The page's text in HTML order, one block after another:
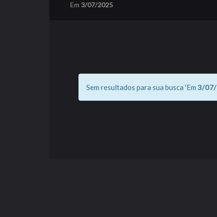
Em 3/07/2025
Sem resultados para sua busca 'Em 3/